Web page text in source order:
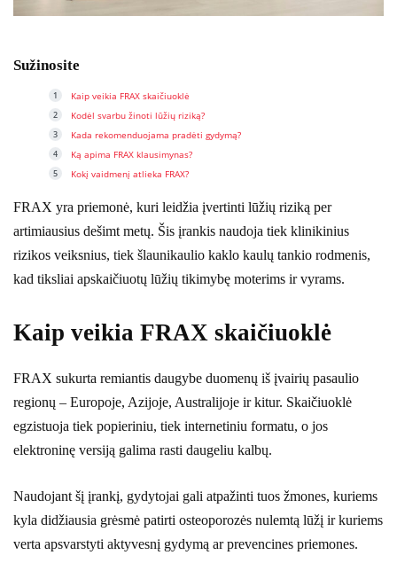
Sužinosite
Kaip veikia FRAX skaičiuoklė
Kodėl svarbu žinoti lūžių riziką?
Kada rekomenduojama pradėti gydymą?
Ką apima FRAX klausimynas?
Kokį vaidmenį atlieka FRAX?
FRAX yra priemonė, kuri leidžia įvertinti lūžių riziką per
artimiausius dešimt metų. Šis įrankis naudoja tiek klinikinius
rizikos veiksnius, tiek šlaunikaulio kaklo kaulų tankio rodmenis,
kad tiksliai apskaičiuotų lūžių tikimybę moterims ir vyrams.
Kaip veikia FRAX skaičiuoklė
FRAX sukurta remiantis daugybe duomenų iš įvairių pasaulio
regionų – Europoje, Azijoje, Australijoje ir kitur. Skaičiuoklė
egzistuoja tiek popieriniu, tiek internetiniu formatu, o jos
elektroninę versiją galima rasti daugeliu kalbų.
Naudojant šį įrankį, gydytojai gali atpažinti tuos žmones, kuriems
kyla didžiausia grėsmė patirti osteoporozės nulemtą lūžį ir kuriems
verta apsvarstyti aktyvesnį gydymą ar prevencines priemones.